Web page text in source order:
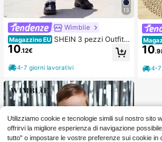
13
Wimblie
Magazzino EU SHEIN 3 pezzi Outfit p
er il primo Festa della Mamma del b
ambino - Gilet senza maniche, papil
lon e set di pantaloncini. Il gilet è di
colore grigio chiaro con dettaglio de
corativo a bottone, abbinato a un pi
ccolo papillon multicolore. I pantalo
ncini sono anch'essi di colore grigio
chiaro, in tinta con il gilet. Adatto pe
r occasioni per bambini come piccol
i matrimoni, concerti per bambini, e
cc.
10.12€
4-7 giorni lavorativi
eto
enza
atto
10
4-
Utilizziamo cookie e tecnologie simili sul nostro sito
offrirvi la migliore esperienza di navigazione
tutto" o impostare le vostre preferenze sui cookie in